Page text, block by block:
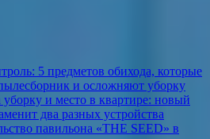
5 предметов обихода, которые
и осложняют уборку
и место в квартире: новый
два разных устройства
павильона «THE SEED» в